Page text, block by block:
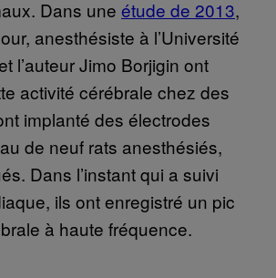
Dans une étude de 2013,
anesthésiste à l’Université
l’auteur Jimo Borjigin ont
activité cérébrale chez des
implanté des électrodes
de neuf rats anesthésiés,
Dans l’instant qui a suivi
ils ont enregistré un pic
à haute fréquence.